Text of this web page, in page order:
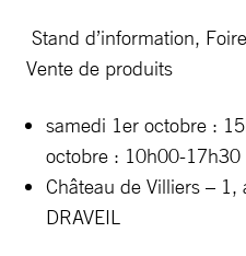
Stand d’information,
Vente de produits
samedi 1er octobre :
octobre : 10h00-17h30
Château de Villiers –
DRAVEIL